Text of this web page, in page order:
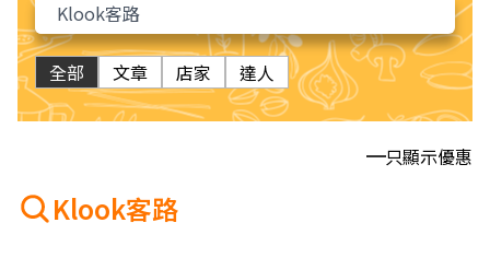
全部 文章 店家 達人
只顯示優惠
Klook客路